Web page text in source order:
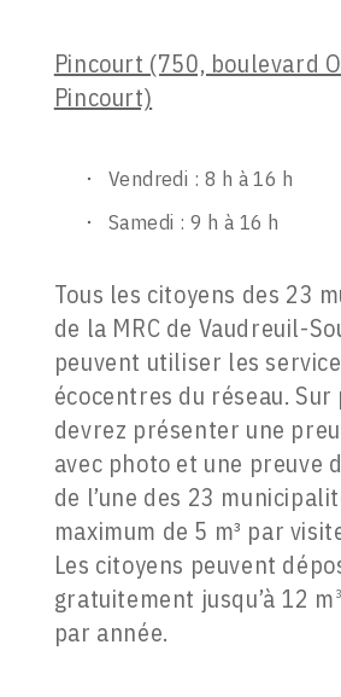
Pincourt (750, boulevard
Pincourt)
Vendredi : 8 h à 16 h
Samedi : 9 h à 16 h
Tous les citoyens des 23
de la MRC de Vaudreuil-
peuvent utiliser les
écocentres du réseau. Sur
devrez présenter une
avec photo et une preuve
de l’une des 23
maximum de 5 m³ par
Les citoyens peuvent
gratuitement jusqu’à 12 m 3
par année.